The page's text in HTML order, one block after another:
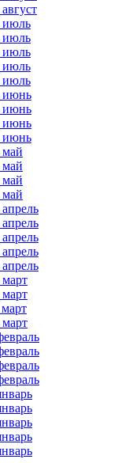
июль
июль
июль
июль
июль
июнь
июнь
июнь
июнь
май
май
май
май